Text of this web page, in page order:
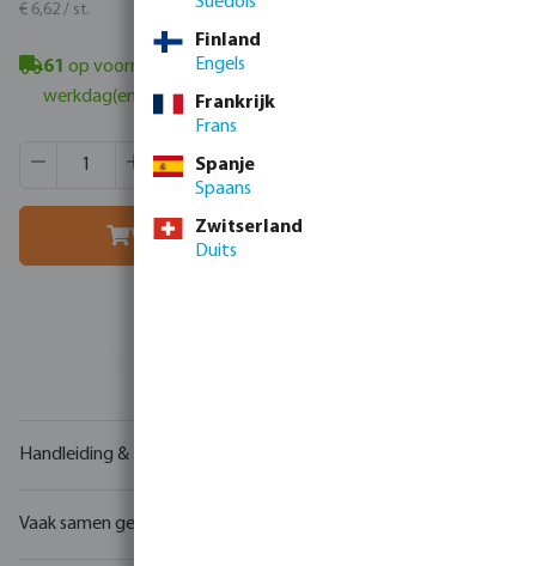
€ 6,62 / st.
61 op voorraad in Veghel, NL
werkdag(en)
Producthoeveelheid: Voer de gewenste hoeveelheid in of
Verpakt per:
MSQ:
Voeg toe aan winkelmandje
Handleiding & tekeningen
Vaak samen gekocht
Finland
Engels
Frankrijk
Frans
Spanje
Spaans
Zwitserland
Duits